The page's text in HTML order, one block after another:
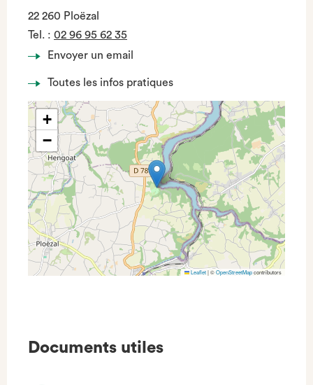
22 260 Ploëzal
Tel. : 02 96 95 62 35
Envoyer un email
Toutes les infos pratiques
+
−
Leaflet|©OpenStreetMapcontributors
Documents utiles